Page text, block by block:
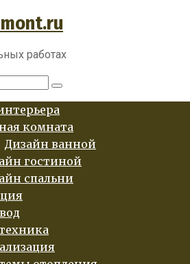
работах
комната
Дизайн ванной
гостиной
спальни